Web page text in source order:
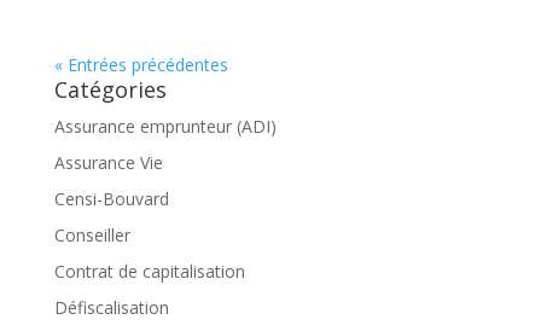
« Entrées précédentes
Catégories
Assurance emprunteur (ADI)
Assurance Vie
Censi-Bouvard
Conseiller
Contrat de capitalisation
Défiscalisation